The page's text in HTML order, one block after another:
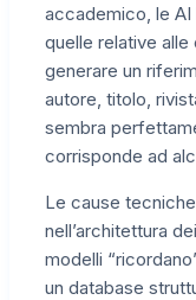
accademico, le AI
quelle relative
generare un
autore, titolo,
sembra
corrisponde ad
Le cause
nell’architettura
modelli
un database